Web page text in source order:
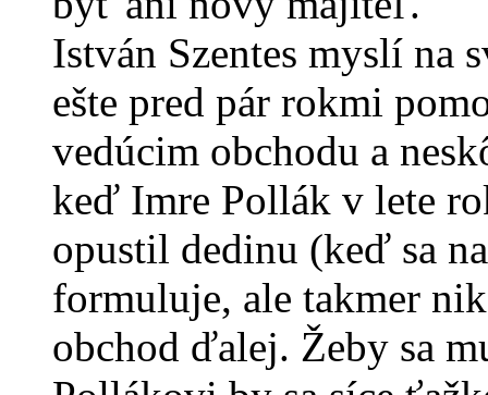
István Szentes myslí na
ešte pred pár rokmi
vedúcim obchodu a
keď Imre Pollák v lete
opustil dedinu (keď sa
formuluje, ale takmer
obchod ďalej. Žeby sa